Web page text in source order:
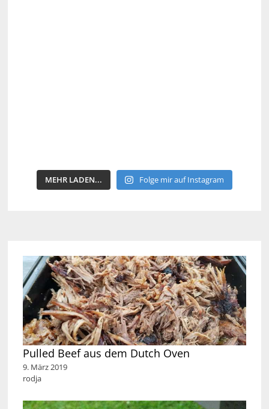
MEHR LADEN... Folge mir auf Instagram
Pulled Beef aus dem Dutch Oven
9. März 2019
rodja